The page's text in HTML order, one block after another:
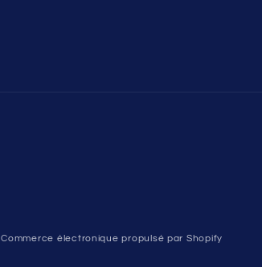
Commerce électronique propulsé par Shopify